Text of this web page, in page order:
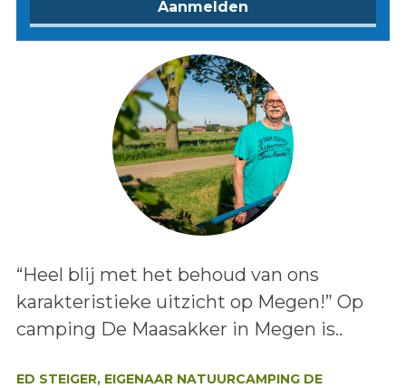
Lees het bericht:
“Heel blij met het behoud van ons
karakteristieke uitzicht op Megen!” Op
camping De Maasakker in Megen is..
ED STEIGER, EIGENAAR NATUURCAMPING DE